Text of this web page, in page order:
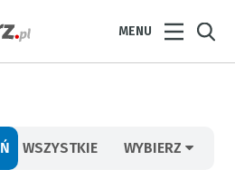
MENU
WSZYSTKIE WYBIERZ